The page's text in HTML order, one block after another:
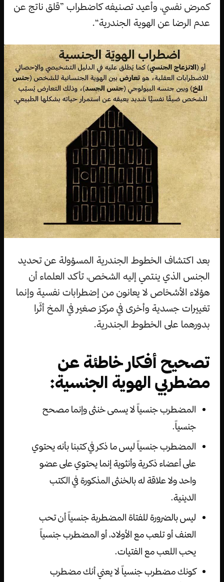
كمرض نفسي، وأعيد تصنيفه كاضطراب ”قلق ناتج عن
عدم الرضا عن الهوية الجندرية“.
بعد اكتشاف الخطوط الجندرية المسؤولة عن تحديد
الجنس الذي ينتمي إليه الشخص، تأكد العلماء أن
هؤلاء الأشخاص لا يعانون من إضطرابات نفسية وإنما
تغييرات جسدية وأخرى في مركز صغير في المخ أثّرا
بدورهما على الخطوط الجندرية.
تصحيح أفكار خاطئة عن
مضطربي الهوية الجنسية:
المضطرب جنسياً لا يسمى خنثى وإنما مصحح
جنسياً.
المضطرب جنسياً ليس ما ذكر في كتبنا بأنه يحتوي
على أعضاء ذكرية وأنثوية إنما يحتوي على عضو
واحد ولا علاقة له بالخنثى المذكورة في الكتب
الدينية.
ليس بالضرورة للفتاة المضطربة جنسياً أن تحب
العنف أو تلعب مع الأولاد، أو المضطرب جنسياً
يحب اللعب مع الفتيات.
كونك مضطرب جنسياً لا يعني أنك مضطرب